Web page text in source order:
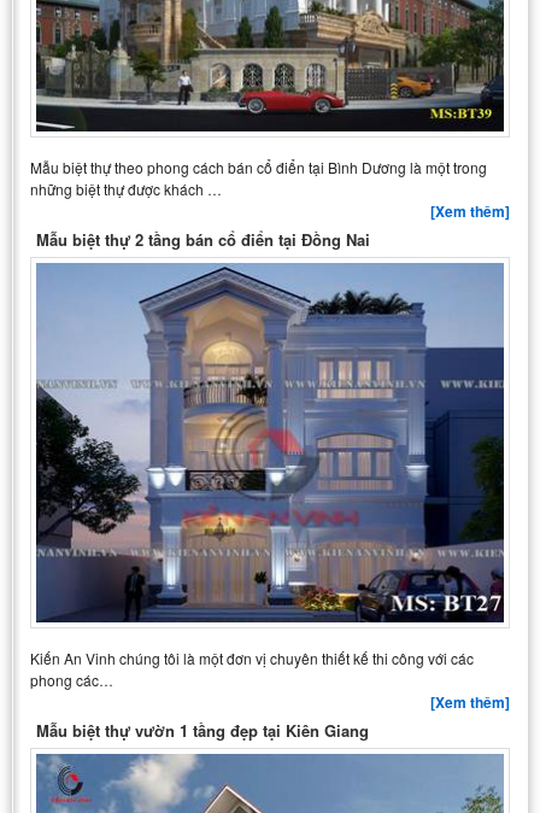
Mẫu biệt thự theo phong cách bán cổ điển tại Bình Dương là một trong
những biệt thự được khách …
[Xem thêm]
Mẫu biệt thự 2 tầng bán cổ điển tại Đồng Nai
Kiến An Vinh chúng tôi là một đơn vị chuyên thiết kế thi công với các
phong các…
[Xem thêm]
Mẫu biệt thự vườn 1 tầng đẹp tại Kiên Giang